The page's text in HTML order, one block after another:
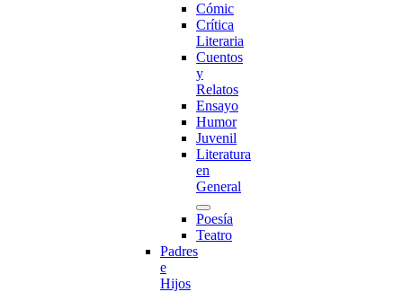
Cómic
Crítica
Literaria
Cuentos
y
Relatos
Ensayo
Humor
Juvenil
Literatura
en
General
Poesía
Teatro
Padres
e
Hijos